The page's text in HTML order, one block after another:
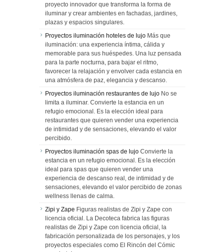
proyecto innovador que transforma la forma de
iluminar y crear ambientes en fachadas, jardines,
plazas y espacios singulares.
Proyectos iluminación hoteles de lujo Más que
iluminación: una experiencia íntima, cálida y
memorable para sus huéspedes. Una luz pensada
para la parte nocturna, para bajar el ritmo,
favorecer la relajación y envolver cada estancia en
una atmósfera de paz, elegancia y descanso.
Proyectos iluminación restaurantes de lujo No se
limita a iluminar. Convierte la estancia en un
refugio emocional. Es la elección ideal para
restaurantes que quieren vender una experiencia
de intimidad y de sensaciones, elevando el valor
percibido.
Proyectos iluminación spas de lujo Convierte la
estancia en un refugio emocional. Es la elección
ideal para spas que quieren vender una
experiencia de descanso real, de intimidad y de
sensaciones, elevando el valor percibido de zonas
wellness llenas de calma.
Zipi y Zape Figuras realistas de Zipi y Zape con
licencia oficial. La Decoteca fabrica las figuras
realistas de Zipi y Zape con licencia oficial, la
fabricación personalizada de los personajes, y los
proyectos especiales como El Rincón del Cómic